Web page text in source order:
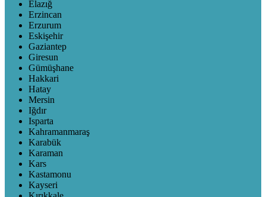
Elazığ
Erzincan
Erzurum
Eskişehir
Gaziantep
Giresun
Gümüşhane
Hakkari
Hatay
Mersin
Iğdır
Isparta
Kahramanmaraş
Karabük
Karaman
Kars
Kastamonu
Kayseri